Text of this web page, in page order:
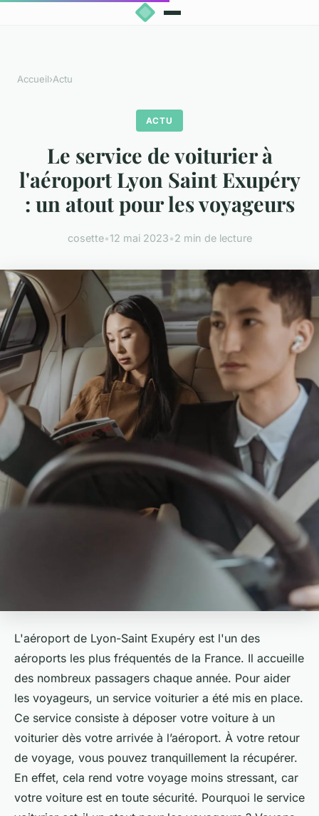
Accueil›Actu
ACTU
Le service de voiturier à
l'aéroport Lyon Saint Exupéry
: un atout pour les voyageurs
cosette•12 mai 2023•2 min de lecture
L'aéroport de Lyon-Saint Exupéry est l'un des
aéroports les plus fréquentés de la France. Il accueille
des nombreux passagers chaque année. Pour aider
les voyageurs, un service voiturier a été mis en place.
Ce service consiste à déposer votre voiture à un
voiturier dès votre arrivée à l’aéroport. À votre retour
de voyage, vous pouvez tranquillement la récupérer.
En effet, cela rend votre voyage moins stressant, car
votre voiture est en toute sécurité. Pourquoi le service